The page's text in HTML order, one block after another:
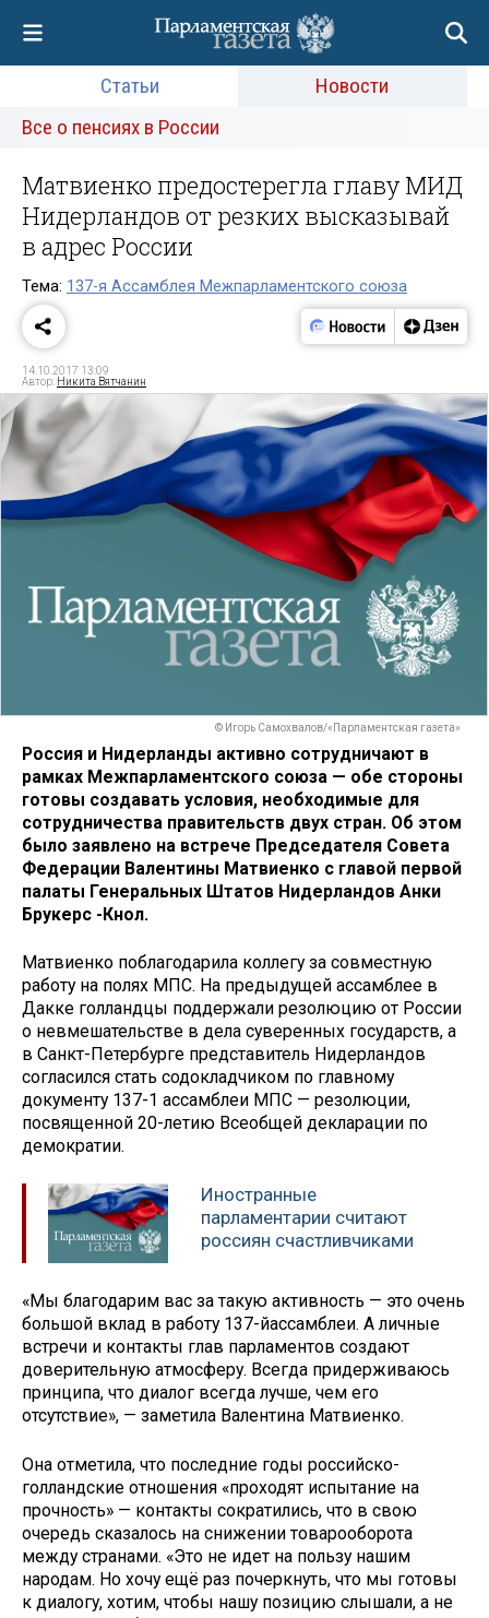
Статьи
Новости
Все о пенсиях в России
Матвиенко предостерегла главу МИД
Нидерландов от резких высказывай
в адрес России
Тема: 137-я Ассамблея Межпарламентского союза
14.10.2017 13:09
Автор: Никита Вятчанин
© Игорь Самохвалов/«Парламентская газета»
Россия и Нидерланды активно сотрудничают в
рамках Межпарламентского союза — обе стороны
готовы создавать условия, необходимые для
сотрудничества правительств двух стран. Об этом
было заявлено на встрече Председателя Совета
Федерации Валентины Матвиенко с главой первой
палаты Генеральных Штатов Нидерландов Анки
Брукерс -Кнол.
Матвиенко поблагодарила коллегу за совместную
работу на полях МПС. На предыдущей ассамблее в
Дакке голландцы поддержали резолюцию от России
о невмешательстве в дела суверенных государств, а
в Санкт-Петербурге представитель Нидерландов
согласился стать содокладчиком по главному
документу 137-1 ассамблеи МПС — резолюции,
посвященной 20-летию Всеобщей декларации по
демократии.
Иностранные
парламентарии считают
россиян счастливчиками
«Мы благодарим вас за такую активность — это очень
большой вклад в работу 137-йассамблеи. А личные
встречи и контакты глав парламентов создают
доверительную атмосферу. Всегда придерживаюсь
принципа, что диалог всегда лучше, чем его
отсутствие», — заметила Валентина Матвиенко.
Она отметила, что последние годы российско-
голландские отношения «проходят испытание на
прочность» — контакты сократились, что в свою
очередь сказалось на снижении товарооборота
между странами. «Это не идет на пользу нашим
народам. Но хочу ещё раз почеркнуть, что мы готовы
к диалогу, хотим, чтобы нашу позицию слышали, а не